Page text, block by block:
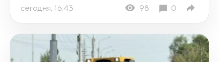
сегодня, 16:43 98 0